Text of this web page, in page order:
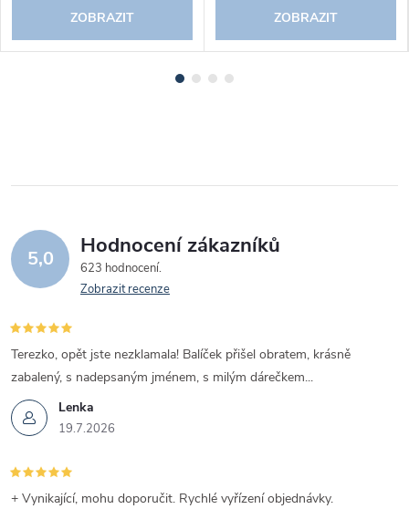
ZOBRAZIT ZOBRAZIT
5,0 Hodnocení zákazníků
623 hodnocení
Zobrazit recenze
Lenka
19.7.2026
Terezko, opět jste nezklamala! Balíček přišel obratem, krásně
zabalený, s nadepsaným jménem, s milým dárečkem...
+ Vynikající, mohu doporučit. Rychlé vyřízení objednávky.